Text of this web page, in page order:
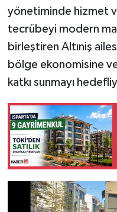
yönetiminde hizmet
tecrübeyi modern
birleştiren Altıniş
bölge ekonomisine
katkı sunmayı